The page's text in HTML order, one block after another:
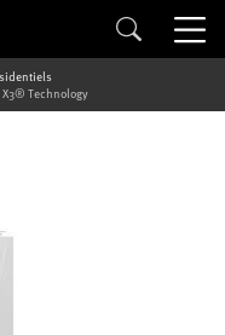
X3® Technology